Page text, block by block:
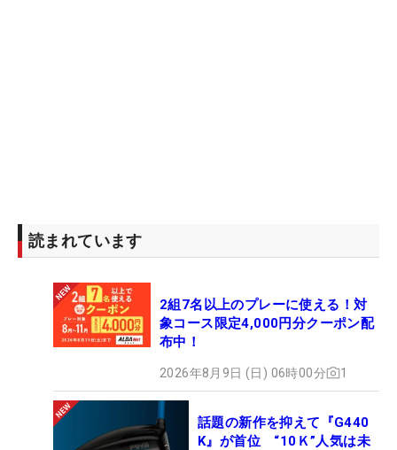
読まれています
2組7名以上のプレーに使える！対
象コース限定4,000円分クーポン配
布中！
2026年8月9日 (日) 06時00分 1
話題の新作を抑えて『G440
K』が首位 “10Ｋ”人気は未